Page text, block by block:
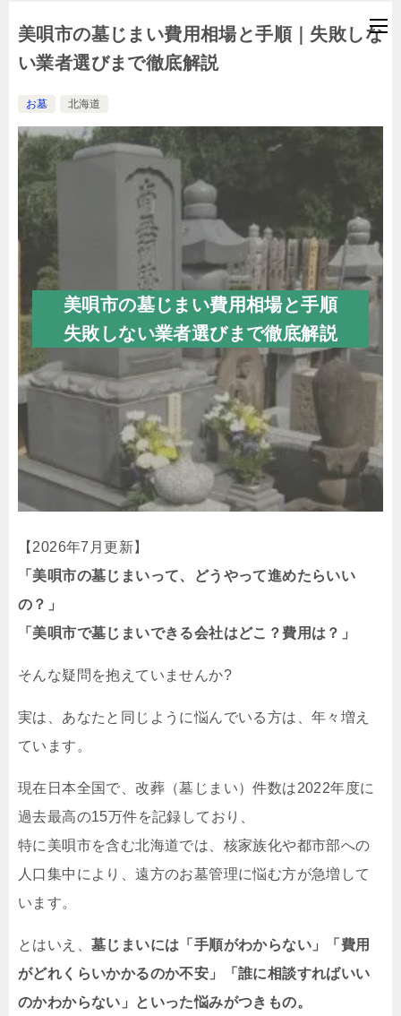
美唄市の墓じまい費用相場と手順｜失敗しな
い業者選びまで徹底解説
お墓 北海道
美唄市の墓じまい費用相場と手順
失敗しない業者選びまで徹底解説
【2026年7月更新】
「美唄市の墓じまいって、どうやって進めたらいい
の？」
「美唄市で墓じまいできる会社はどこ？費用は？」
そんな疑問を抱えていませんか?
実は、あなたと同じように悩んでいる方は、年々増え
ています。
現在日本全国で、改葬（墓じまい）件数は2022年度に
過去最高の15万件を記録しており、
特に美唄市を含む北海道では、核家族化や都市部への
人口集中により、遠方のお墓管理に悩む方が急増して
います。
とはいえ、 墓じまいには「手順がわからない」「費用
がどれくらいかかるのか不安」「誰に相談すればいい
のかわからない」といった悩みがつきもの。